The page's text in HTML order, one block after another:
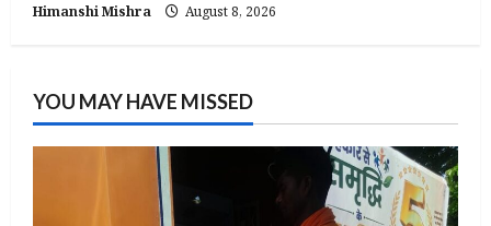
Himanshi Mishra August 8, 2026
YOU MAY HAVE MISSED